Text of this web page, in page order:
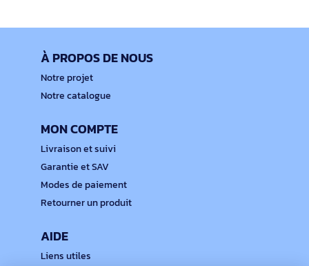
À PROPOS DE NOUS
Notre projet
Notre catalogue
MON COMPTE
Livraison et suivi
Garantie et SAV
Modes de paiement
Retourner un produit
AIDE
Liens utiles